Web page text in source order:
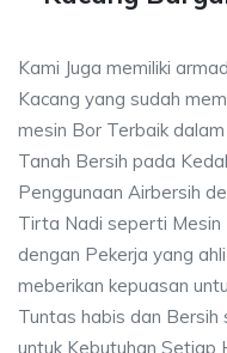
Kami Juga memiliki
Kacang yang sudah
mesin Bor Terbaik
Tanah Bersih pada
Penggunaan Airbersih
Tirta Nadi seperti Mesin
dengan Pekerja yang
meberikan kepuasan
Tuntas habis dan Bersih
untuk Kebutuhan Setiap